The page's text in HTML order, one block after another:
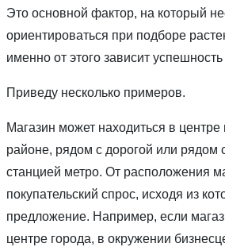
Это основной фактор, на который
ориентироваться при подборе
именно от этого зависит
Приведу несколько примеров.
Магазин может находиться в
районе, рядом с дорогой или рядом
станцией метро. От расположения
покупательский спрос, исходя из
предложение. Например, если
центре города, в окружении